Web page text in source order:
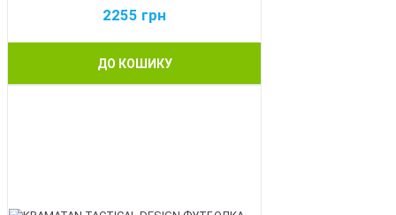
2255 грн
ДО КОШИКУ